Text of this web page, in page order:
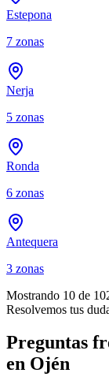
Estepona
7 zonas
Nerja
5 zonas
Ronda
6 zonas
Antequera
3 zonas
Mostrando 10 de
Resolvemos tus
Preguntas
en Ojén